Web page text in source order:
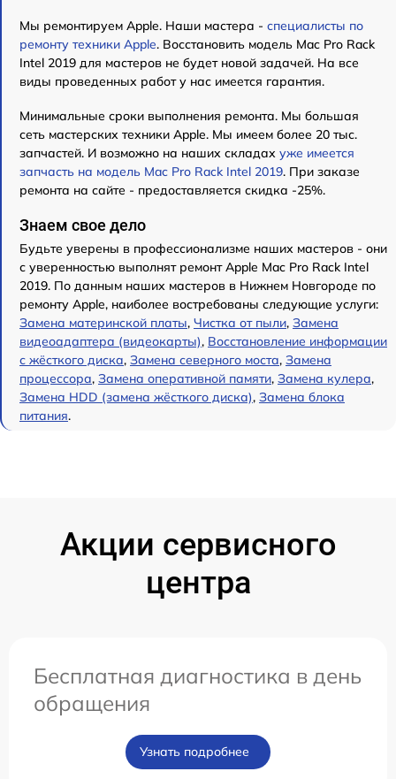
Мы ремонтируем Apple. Наши мастера - специалисты по
ремонту техники Apple. Восстановить модель Mac Pro Rack
Intel 2019 для мастеров не будет новой задачей. На все
виды проведенных работ у нас имеется гарантия.
Минимальные сроки выполнения ремонта. Мы большая
сеть мастерских техники Apple. Мы имеем более 20 тыс.
запчастей. И возможно на наших складах уже имеется
запчасть на модель Mac Pro Rack Intel 2019. При заказе
ремонта на сайте - предоставляется скидка -25%.
Знаем свое дело
Будьте уверены в профессионализме наших мастеров - они
с уверенностью выполнят ремонт Apple Mac Pro Rack Intel
2019. По данным наших мастеров в Нижнем Новгороде по
ремонту Apple, наиболее востребованы следующие услуги:
Замена материнской платы, Чистка от пыли, Замена
видеоадаптера (видеокарты), Восстановление информации
с жёсткого диска, Замена северного моста, Замена
процессора, Замена оперативной памяти, Замена кулера,
Замена HDD (замена жёсткого диска), Замена блока
питания.
Акции сервисного
центра
Бесплатная диагностика в день
обращения
Узнать подробнее